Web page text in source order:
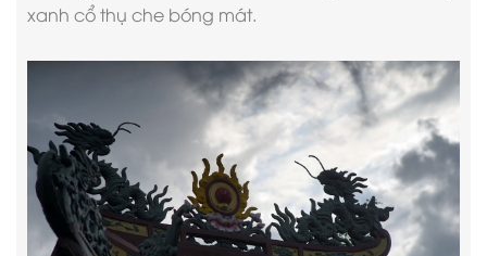
xanh cổ thụ che bóng mát.